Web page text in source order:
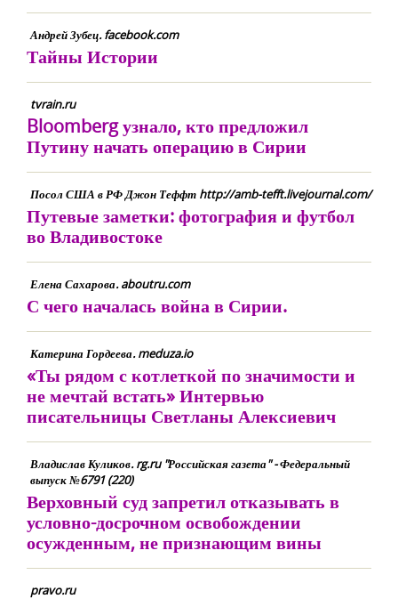
Андрей Зубец. facebook.com
Тайны Истории
tvrain.ru
Bloomberg узнало, кто предложил
Путину начать операцию в Сирии
Посол США в РФ Джон Теффт http://amb-tefft.livejournal.com/
Путевые заметки: фотография и футбол
во Владивостоке
Елена Сахарова. aboutru.com
С чего началась война в Сирии.
Катерина Гордеева. meduza.io
«Ты рядом с котлеткой по значимости и
не мечтай встать» Интервью
писательницы Светланы Алексиевич
Владислав Куликов. rg.ru "Российская газета" - Федеральный
выпуск №6791 (220)
Верховный суд запретил отказывать в
условно-досрочном освобождении
осужденным, не признающим вины
pravo.ru